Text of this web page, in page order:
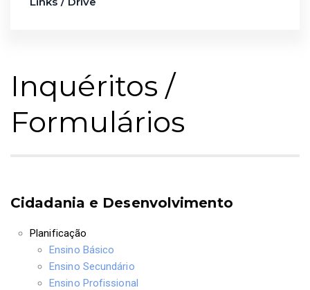
Inquéritos /
Formulários
Cidadania e Desenvolvimento
Planificação
Ensino Básico
Ensino Secundário
Ensino Profissional